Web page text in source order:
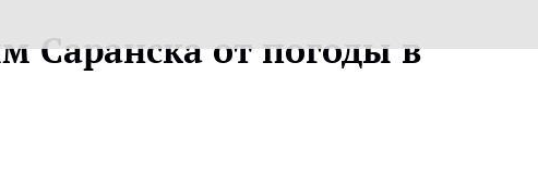
Саранска от погоды в